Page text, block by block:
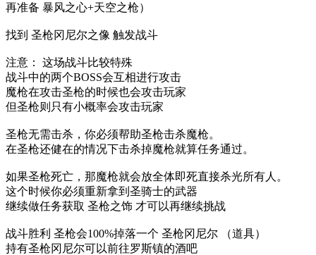
再准备 暴风之心+天空之枪）
找到 圣枪冈尼尔之像 触发战斗
注意： 这场战斗比较特殊
战斗中的两个BOSS会互相进行攻击
魔枪在攻击圣枪的时候也会攻击玩家
但圣枪则只有小概率会攻击玩家
圣枪无需击杀，你必须帮助圣枪击杀魔枪。
在圣枪还健在的情况下击杀掉魔枪就算任务通过。
如果圣枪死亡，那魔枪就会放全体即死直接杀光所有人。
这个时候你必须重新拿到圣骑士的武器
继续做任务获取 圣枪之饰 才可以再继续挑战
战斗胜利 圣枪会100%掉落一个 圣枪冈尼尔 （道具）
持有圣枪冈尼尔可以前往罗斯镇的酒吧